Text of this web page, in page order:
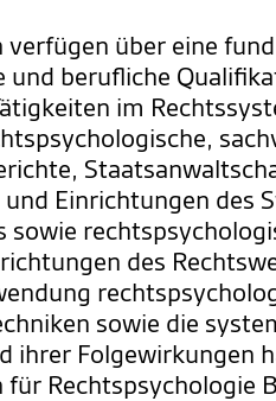
verfügen über eine
und berufliche
im
Einrichtungen des
sowie
des
sowie die
ihrer Folgewirkungen
für Rechtspsychologie